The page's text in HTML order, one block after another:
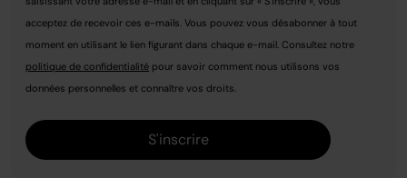
acceptez de recevoir ces e-mails. Vous pouvez vous désabonner à tout
moment en utilisant le lien figurant dans chaque e-mail. Consultez notre
politique de confidentialité pour savoir comment nous utilisons vos
données personnelles et connaître vos droits.
S'inscrire